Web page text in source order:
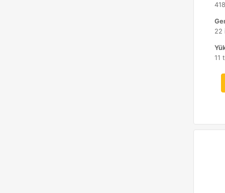
22
11